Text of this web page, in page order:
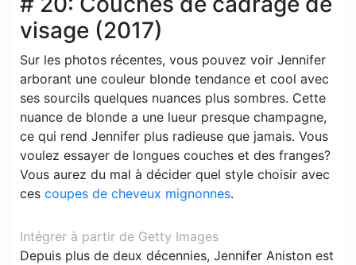
visage (2017)
Sur les photos récentes, vous pouvez voir Jennifer
arborant une couleur blonde tendance et cool avec
ses sourcils quelques nuances plus sombres. Cette
nuance de blonde a une lueur presque champagne,
ce qui rend Jennifer plus radieuse que jamais. Vous
voulez essayer de longues couches et des franges?
Vous aurez du mal à décider quel style choisir avec
ces coupes de cheveux mignonnes.
Intégrer à partir de Getty Images
Depuis plus de deux décennies, Jennifer Aniston est